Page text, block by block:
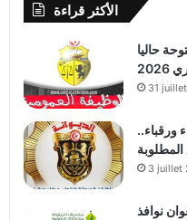
الأكثر قراءة
حاليا
31
ورقباء..
3 juillet
نوافذ